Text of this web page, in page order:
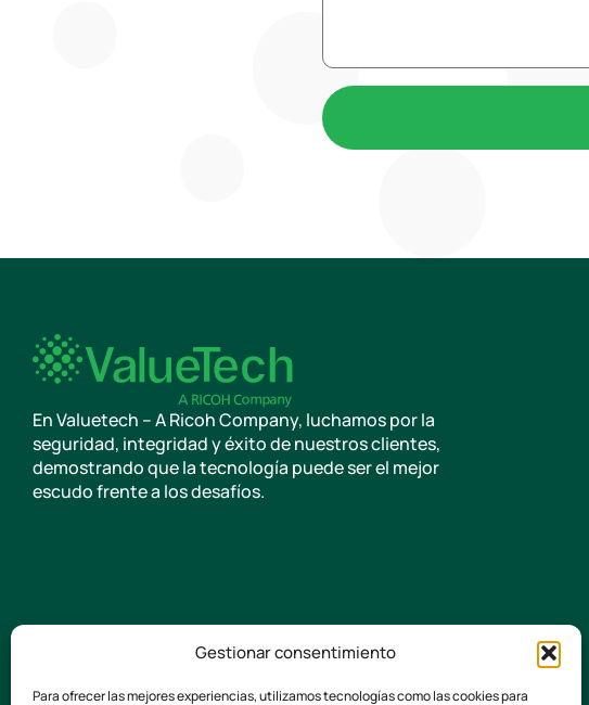
Gestionar consentimiento
Para ofrecer las mejores experiencias, utilizamos tecnologías como las cookies para
En Valuetech – A Ricoh Company, luchamos por la
seguridad, integridad y éxito de nuestros clientes,
demostrando que la tecnología puede ser el mejor
escudo frente a los desafíos.